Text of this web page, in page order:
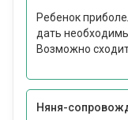
Ребенок
дать
Возможно
Няня-